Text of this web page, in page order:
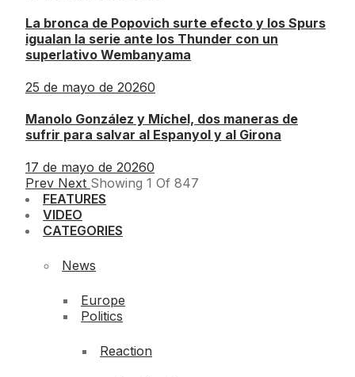
La bronca de Popovich surte efecto y los Spurs
igualan la serie ante los Thunder con un
superlativo Wembanyama
25 de mayo de 20260
Manolo González y Míchel, dos maneras de
sufrir para salvar al Espanyol y al Girona
17 de mayo de 20260
Prev Next Showing 1 Of 847
FEATURES
VIDEO
CATEGORIES
News
Europe
Politics
Reaction